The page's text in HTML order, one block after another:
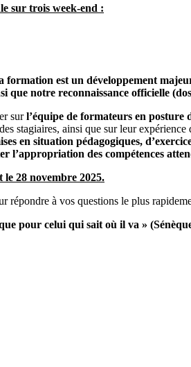
sur trois week-end :
formation est un développement
que notre reconnaissance officielle
surl’équipe de formateurs en posture
stagiaires, ainsi que sur leur
en situation pédagogiques,
l’appropriation des compétences
28 novembre 2025.
répondre à vos questions le plus
pour celui qui sait où il va »